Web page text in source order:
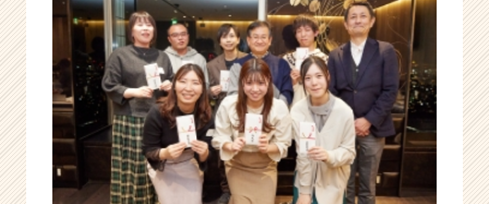
業
か
ら
ス
カ
ウ
ト
が
届